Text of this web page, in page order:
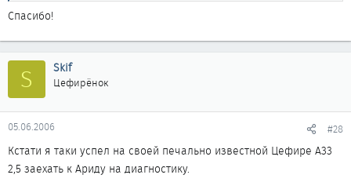
Спасибо!
S Skif
Цефирёнок
05.06.2006 #28
Кстати я таки успел на своей печально известной Цефире А33
2,5 заехать к Ариду на диагностику.